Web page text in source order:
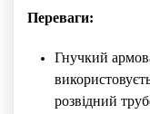
Переваги:
Гнучкий
розвідний